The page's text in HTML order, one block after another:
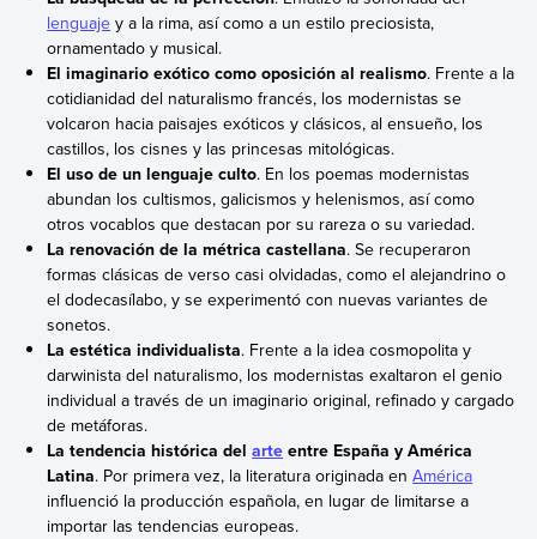
lenguaje y a la rima, así como a un estilo preciosista,
ornamentado y musical.
El imaginario exótico como oposición al realismo. Frente a la
cotidianidad del naturalismo francés, los modernistas se
volcaron hacia paisajes exóticos y clásicos, al ensueño, los
castillos, los cisnes y las princesas mitológicas.
El uso de un lenguaje culto. En los poemas modernistas
abundan los cultismos, galicismos y helenismos, así como
otros vocablos que destacan por su rareza o su variedad.
La renovación de la métrica castellana. Se recuperaron
formas clásicas de verso casi olvidadas, como el alejandrino o
el dodecasílabo, y se experimentó con nuevas variantes de
sonetos.
La estética individualista. Frente a la idea cosmopolita y
darwinista del naturalismo, los modernistas exaltaron el genio
individual a través de un imaginario original, refinado y cargado
de metáforas.
La tendencia histórica delarte entre España y América
Latina. Por primera vez, la literatura originada enAmérica
influenció la producción española, en lugar de limitarse a
importar las tendencias europeas.